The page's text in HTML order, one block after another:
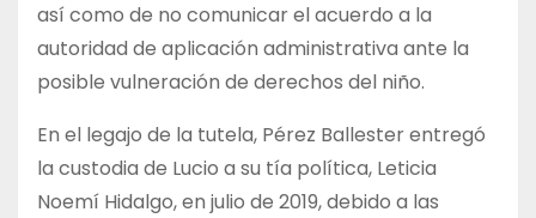
así como de no comunicar el acuerdo a la
autoridad de aplicación administrativa ante la
posible vulneración de derechos del niño.
En el legajo de la tutela, Pérez Ballester entregó
la custodia de Lucio a su tía política, Leticia
Noemí Hidalgo, en julio de 2019, debido a las